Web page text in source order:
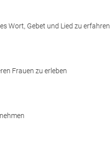
Wort, Gebet und Lied zu erfahren
Frauen zu erleben